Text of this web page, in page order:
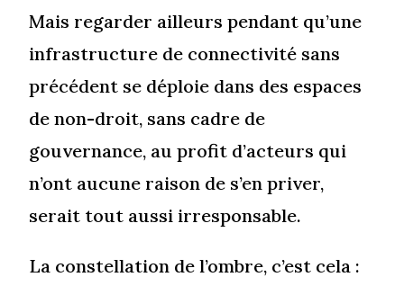
Mais regarder ailleurs pendant qu’une
infrastructure de connectivité sans
précédent se déploie dans des espaces
de non-droit, sans cadre de
gouvernance, au profit d’acteurs qui
n’ont aucune raison de s’en priver,
serait tout aussi irresponsable.
La constellation de l’ombre, c’est cela :